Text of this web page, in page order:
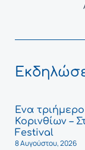
Ένα
Κορινθίων –
Festival
8 Αυγούστου, 2026